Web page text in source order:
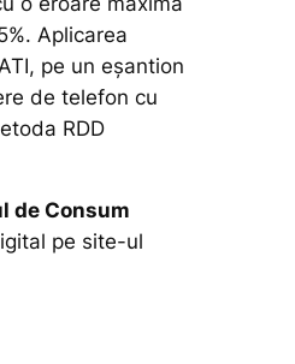
Aplicarea
pe un eșantion
de telefon cu
RDD
de Consum
pe site-ul